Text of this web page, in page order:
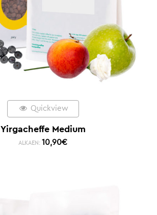
Quickview
Yirgacheffe Medium
ALKAEN: 10,90€